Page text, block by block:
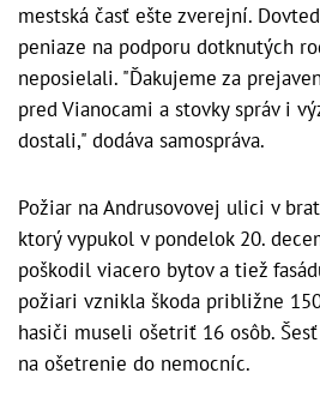
mestská časť ešte zverejní.
peniaze na podporu dotknutých
neposielali. "Ďakujeme za
pred Vianocami a stovky správ i
dostali," dodáva samospráva.
Požiar na Andrusovovej ulici v
ktorý vypukol v pondelok 20.
poškodil viacero bytov a tiež
požiari vznikla škoda približne
hasiči museli ošetriť 16 osôb.
na ošetrenie do nemocníc.